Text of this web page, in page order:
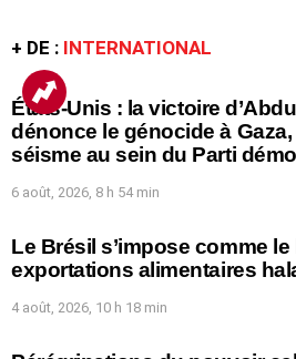
+ DE : INTERNATIONAL
États-Unis : la victoire
dénonce le génocide à
séisme au sein du Parti
6 août, 2026, 8 h 54 min
Le Brésil s’impose comme
exportations alimentaires
4 août, 2026, 10 h 18 min